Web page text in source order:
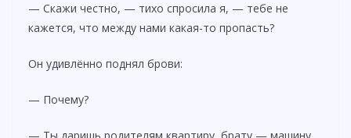
— Скажи честно, — тихо спросила я, — тебе не
кажется, что между нами какая-то пропасть?
Он удивлённо поднял брови:
— Почему?